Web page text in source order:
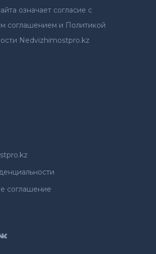
означает согласие с
соглашением и Политикой
Nedvizhimostpro.kz
соглашение